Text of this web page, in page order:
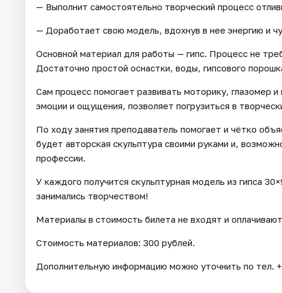
— Выполнит самостоятельно творческий процесс
— Доработает свою модель, вдохнув в нее энергию и
Основной материал для работы — гипс. Процесс не
Достаточно простой оснастки, воды, гипсового
Сам процесс помогает развивать моторику, глазомер
эмоции и ощущения, позволяет погрузиться в
По ходу занятия преподаватель помогает и чётко
будет авторская скульптура своими руками и,
профессии.
У каждого получится скульптурная модель из гипса
занимались творчеством!
Материалы в стоимость билета не входят и
Стоимость материалов: 300 рублей.
Дополнительную информацию можно уточнить по тел.